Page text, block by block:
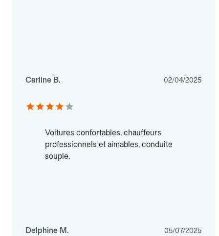
Carline B. 02/04/2025
Voitures confortables, chauffeurs
professionnels et aimables, conduite
souple.
Delphine M. 05/07/2025